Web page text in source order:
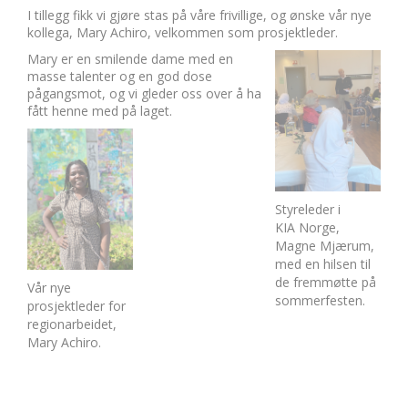
I tillegg fikk vi gjøre stas på våre frivillige, og ønske vår nye
kollega, Mary Achiro, velkommen som prosjektleder.
Styreleder i
KIA Norge,
Magne Mjærum,
med en hilsen til
de fremmøtte på
sommerfesten.
Mary er en smilende dame med en
masse talenter og en god dose
pågangsmot, og vi gleder oss over å ha
fått henne med på laget.
Vår nye
prosjektleder for
regionarbeidet,
Mary Achiro.